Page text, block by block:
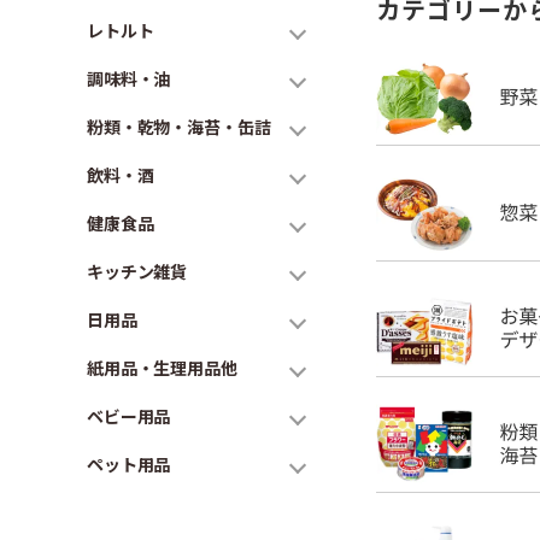
レトルト
調味料・油
粉類・乾物・海苔・缶詰
飲料・酒
健康食品
キッチン雑貨
日用品
紙用品・生理用品他
ベビー用品
ペット用品
カテゴリーか